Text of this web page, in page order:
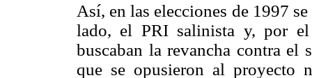
Así, en las elecciones de 1997
lado, el PRI salinista y, por
buscaban la revancha contra el
que se opusieron al proyecto